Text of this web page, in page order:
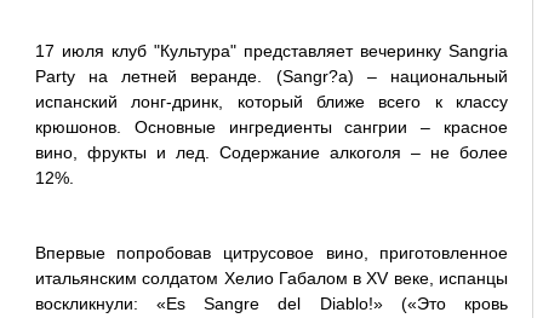
17 июля клуб "Культура" представляет вечеринку Sangria
Party на летней веранде. (Sangr?a) – национальный
испанский лонг-дринк, который ближе всего к классу
крюшонов. Основные ингредиенты cангрии – красное
вино, фрукты и лед. Содержание алкоголя – не более
12%.
Впервые попробовав цитрусовое вино, приготовленное
итальянским солдатом Хелио Габалом в XV веке, испанцы
воскликнули: «Es Sangre del Diablo!» («Это кровь